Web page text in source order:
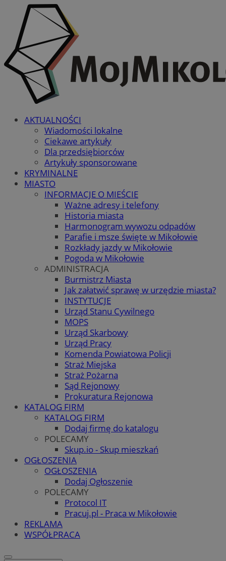
AKTUALNOŚCI
Wiadomości lokalne
Ciekawe artykuły
Dla przedsiębiorców
Artykuły sponsorowane
KRYMINALNE
MIASTO
INFORMACJE O MIEŚCIE
Ważne adresy i telefony
Historia miasta
Harmonogram wywozu odpadów
Parafie i msze święte w Mikołowie
Rozkłady jazdy w Mikołowie
Pogoda w Mikołowie
ADMINISTRACJA
Burmistrz Miasta
Jak załatwić sprawę w urzędzie miasta?
INSTYTUCJE
Urząd Stanu Cywilnego
MOPS
Urząd Skarbowy
Urząd Pracy
Komenda Powiatowa Policji
Straż Miejska
Straż Pożarna
Sąd Rejonowy
Prokuratura Rejonowa
KATALOG FIRM
KATALOG FIRM
Dodaj firmę do katalogu
POLECAMY
Skup.io - Skup mieszkań
OGŁOSZENIA
OGŁOSZENIA
Dodaj Ogłoszenie
POLECAMY
Protocol IT
Pracuj.pl - Praca w Mikołowie
REKLAMA
WSPÓŁPRACA